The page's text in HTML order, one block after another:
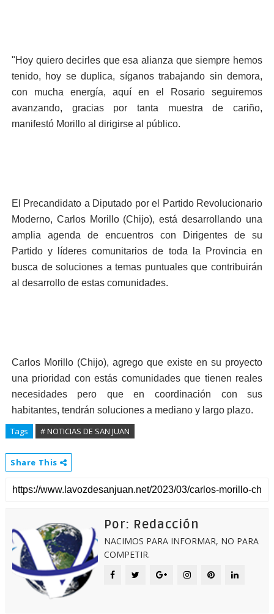
"Hoy quiero decirles que esa alianza que siempre hemos
tenido, hoy se duplica, síganos trabajando sin demora,
con mucha energía, aquí en el Rosario seguiremos
avanzando, gracias por tanta muestra de cariño,
manifestó Morillo al dirigirse al público.
El Precandidato a Diputado por el Partido Revolucionario
Moderno, Carlos Morillo (Chijo), está desarrollando una
amplia agenda de encuentros con Dirigentes de su
Partido y líderes comunitarios de toda la Provincia en
busca de soluciones a temas puntuales que contribuirán
al desarrollo de estas comunidades.
Carlos Morillo (Chijo), agrego que existe en su proyecto
una prioridad con estás comunidades que tienen reales
necesidades pero que en coordinación con sus
habitantes, tendrán soluciones a mediano y largo plazo.
Tags # NOTICIAS DE SAN JUAN
Share This
Por: Redacción
NACIMOS PARA INFORMAR, NO PARA
COMPETIR.